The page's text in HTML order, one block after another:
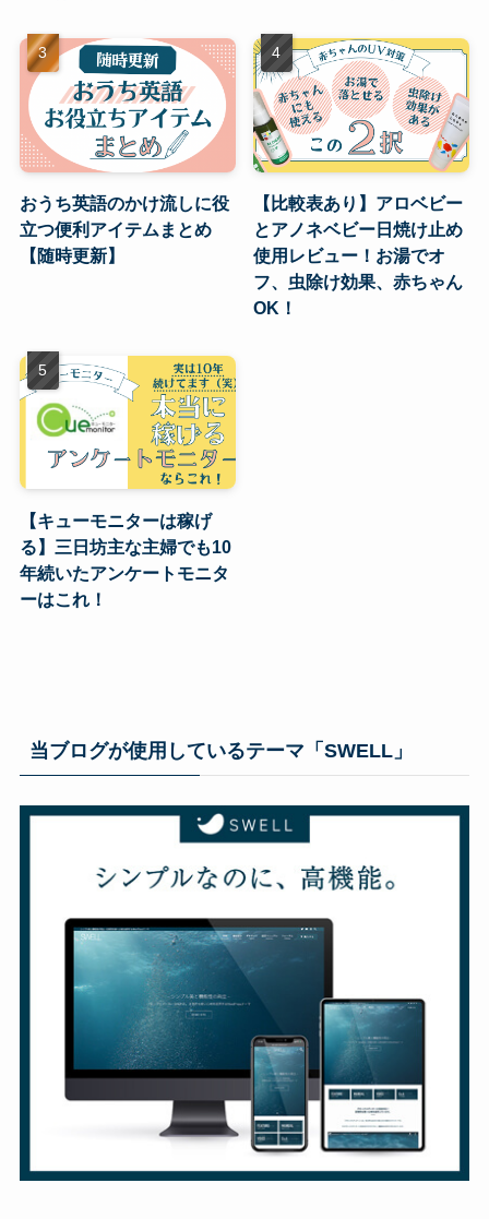
おうち英語のかけ流しに役
立つ便利アイテムまとめ
【随時更新】
【比較表あり】アロベビー
とアノネベビー日焼け止め
使用レビュー！お湯でオ
フ、虫除け効果、赤ちゃん
OK！
【キューモニターは稼げ
る】三日坊主な主婦でも10
年続いたアンケートモニタ
ーはこれ！
当ブログが使用しているテーマ「SWELL」